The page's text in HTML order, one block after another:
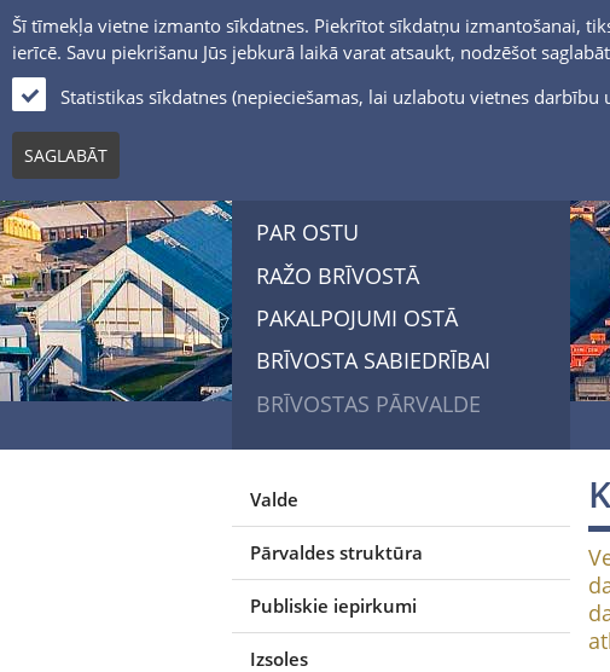
Šī tīmekļa vietne izmanto sīkdatnes. Piekrītot sīkdatņu izmantošanai,
ierīcē. Savu piekrišanu Jūs jebkurā laikā varat atsaukt, nodzēšot
Statistikas sīkdatnes (nepieciešamas, lai uzlabotu vietnes darbību
SAGLABĀT
PAR OSTU
RAŽO BRĪVOSTĀ
PAKALPOJUMI OSTĀ
BRĪVOSTA SABIEDRĪBAI
BRĪVOSTAS PĀRVALDE
Valde
Pārvaldes struktūra
Publiskie iepirkumi
Izsoles